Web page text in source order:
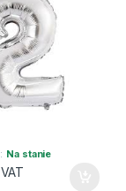
Na stanie